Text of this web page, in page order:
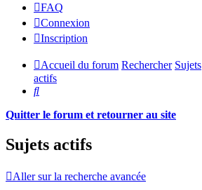
FAQ
Connexion
Inscription
Accueil du forum Rechercher Sujets
actifs
Rechercher
Quitter le forum et retourner au site
Sujets actifs
Aller sur la recherche avancée